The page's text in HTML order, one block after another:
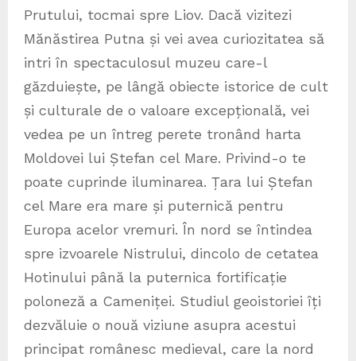
Prutului, tocmai spre Liov. Dacă vizitezi
Mănăstirea Putna și vei avea curiozitatea să
intri în spectaculosul muzeu care-l
găzduiește, pe lângă obiecte istorice de cult
și culturale de o valoare excepțională, vei
vedea pe un întreg perete tronând harta
Moldovei lui Ștefan cel Mare. Privind-o te
poate cuprinde iluminarea. Țara lui Ștefan
cel Mare era mare și puternică pentru
Europa acelor vremuri. În nord se întindea
spre izvoarele Nistrului, dincolo de cetatea
Hotinului până la puternica fortificație
poloneză a Cameniței. Studiul geoistoriei îți
dezvăluie o nouă viziune asupra acestui
principat românesc medieval, care la nord